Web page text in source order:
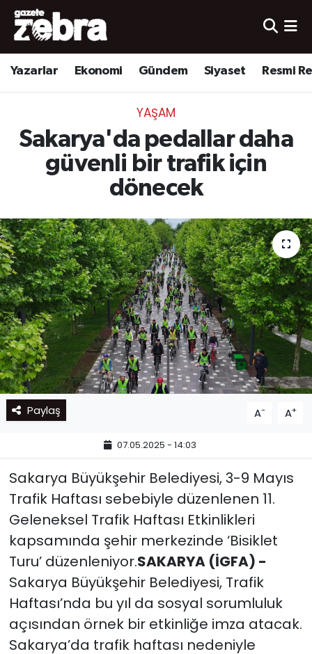
Yazarlar Ekonomi Gündem Siyaset Resmi
YAŞAM
Sakarya'da pedallar daha
güvenli bir trafik için
dönecek
Paylaş A- A+
07.05.2025 - 14:03
Sakarya Büyükşehir Belediyesi, 3-9 Mayıs
Trafik Haftası sebebiyle düzenlenen 11.
Geleneksel Trafik Haftası Etkinlikleri
kapsamında şehir merkezinde ‘Bisiklet
Turu’ düzenleniyor.SAKARYA (İGFA) -
Sakarya Büyükşehir Belediyesi, Trafik
Haftası’nda bu yıl da sosyal sorumluluk
açısından örnek bir etkinliğe imza atacak.
Sakarya’da trafik haftası nedeniyle
Yazarlar
Ekonomi
Yerel
Nöbetçi Eczaneler
Hava Durumu
Süper Lig Puan Durumu ve Fikstür
Tüm Manşetler
Son Dakika Haberleri
Haber Arşivi